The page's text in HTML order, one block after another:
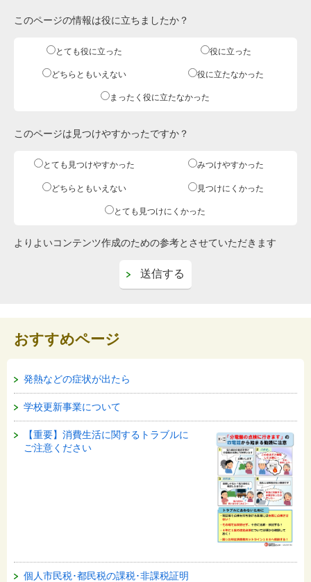
このページの情報は役に立ちましたか？
とても役に立った 役に立った
どちらともいえない 役に立たなかった
まったく役に立たなかった
このページは見つけやすかったですか？
とても見つけやすかった みつけやすかった
どちらともいえない 見つけにくかった
とても見つけにくかった
よりよいコンテンツ作成のための参考とさせていただきます
おすすめページ
発熱などの症状が出たら
学校更新事業について
【重要】消費生活に関するトラブルに
ご注意ください
個人市民税･都民税の課税･非課税証明